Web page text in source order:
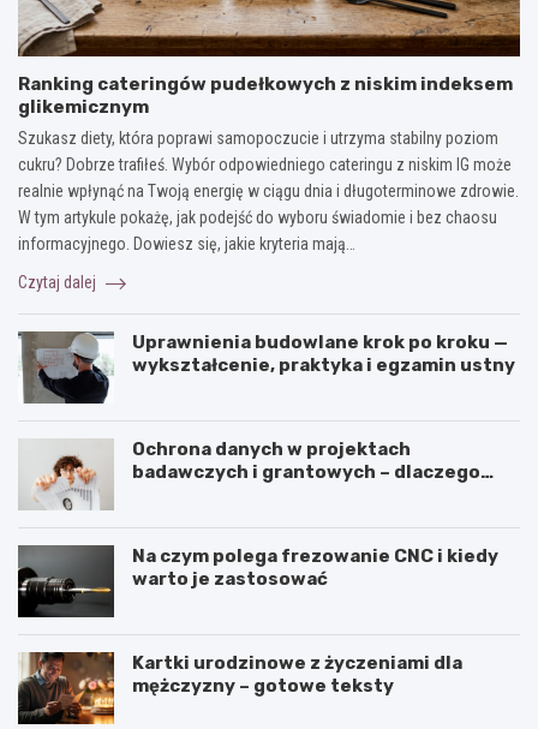
Ranking cateringów pudełkowych z niskim indeksem
glikemicznym
Szukasz diety, która poprawi samopoczucie i utrzyma stabilny poziom
cukru? Dobrze trafiłeś. Wybór odpowiedniego cateringu z niskim IG może
realnie wpłynąć na Twoją energię w ciągu dnia i długoterminowe zdrowie.
W tym artykule pokażę, jak podejść do wyboru świadomie i bez chaosu
informacyjnego. Dowiesz się, jakie kryteria mają…
Czytaj dalej
Uprawnienia budowlane krok po kroku —
wykształcenie, praktyka i egzamin ustny
Ochrona danych w projektach
badawczych i grantowych – dlaczego
Na czym polega frezowanie CNC i kiedy
warto je zastosować
Kartki urodzinowe z życzeniami dla
mężczyzny – gotowe teksty